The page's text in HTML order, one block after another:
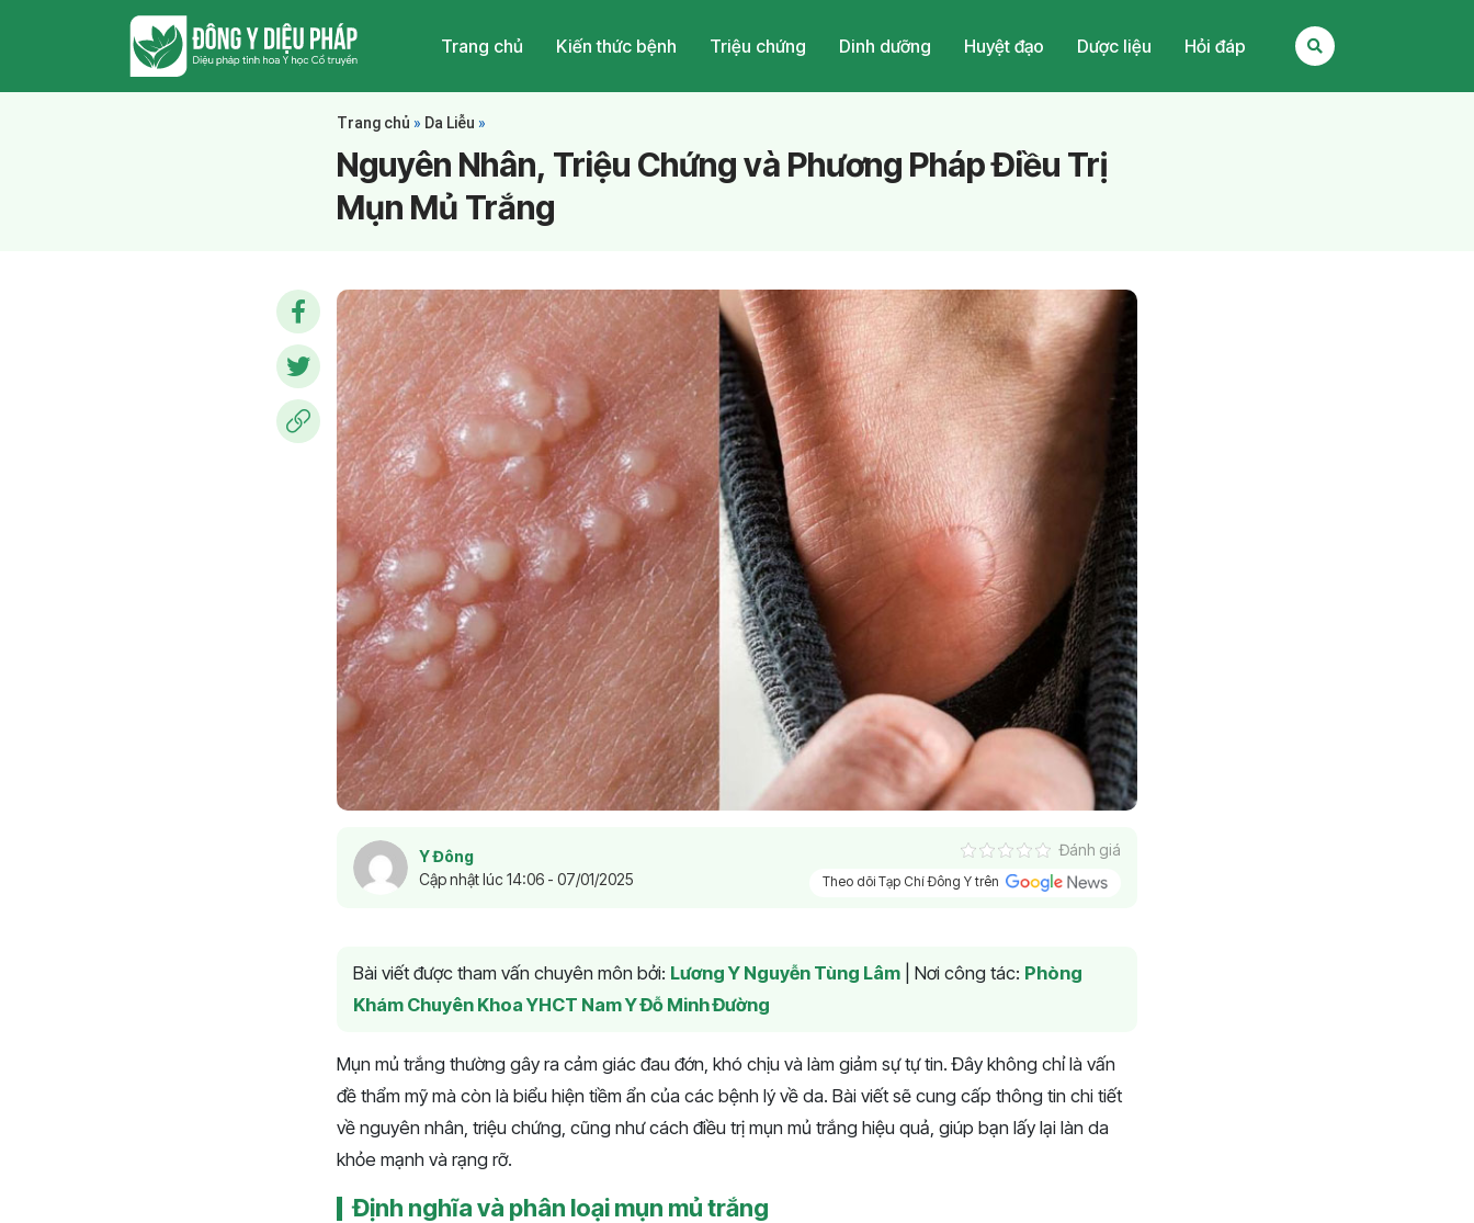
Trang chủ Kiến thức bệnh Triệu chứng Dinh dưỡng Huyệt đạo Dược liệu Hỏi đáp
Trang chủ » Da Liễu »
Nguyên Nhân, Triệu Chứng và Phương Pháp Điều Trị
Mụn Mủ Trắng
Y Đông
Cập nhật lúc 14:06 - 07/01/2025
Đánh giá
Theo dõi Tạp Chí Đông Y trên
Bài viết được tham vấn chuyên môn bởi: Lương Y Nguyễn Tùng Lâm Nơi công tác: Phòng
Khám Chuyên Khoa YHCT Nam Y Đỗ Minh Đường
Mụn mủ trắng thường gây ra cảm giác đau đớn, khó chịu và làm giảm sự tự tin. Đây không chỉ là vấn
đề thẩm mỹ mà còn là biểu hiện tiềm ẩn của các bệnh lý về da. Bài viết sẽ cung cấp thông tin chi tiết
về nguyên nhân, triệu chứng, cũng như cách điều trị mụn mủ trắng hiệu quả, giúp bạn lấy lại làn da
khỏe mạnh và rạng rỡ​​.
Định nghĩa và phân loại mụn mủ trắng